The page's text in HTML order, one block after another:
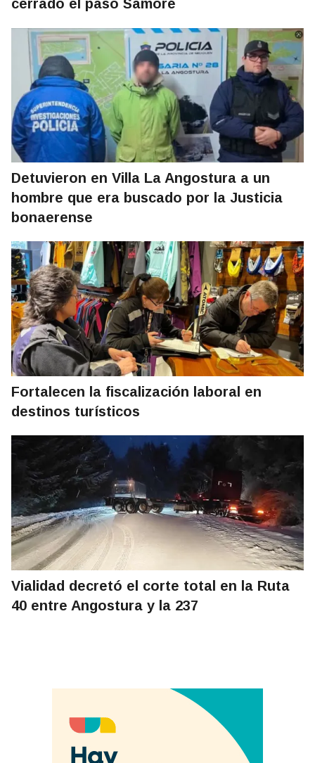
cerrado el paso Samoré
Detuvieron en Villa La Angostura a un
hombre que era buscado por la Justicia
bonaerense
Fortalecen la fiscalización laboral en
destinos turísticos
Vialidad decretó el corte total en la Ruta
40 entre Angostura y la 237